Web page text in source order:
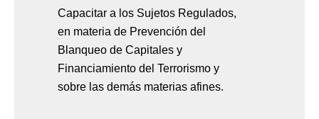
Capacitar a los Sujetos Regulados,
en materia de Prevención del
Blanqueo de Capitales y
Financiamiento del Terrorismo y
sobre las demás materias afines.